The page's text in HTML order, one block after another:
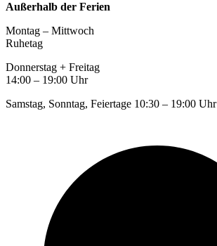
Außerhalb der Ferien
Montag – Mittwoch
Ruhetag
Donnerstag + Freitag
14:00 – 19:00 Uhr
Samstag, Sonntag, Feiertage 10:30 – 19:00 Uhr